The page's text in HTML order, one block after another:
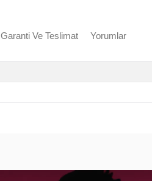
Garanti Ve Teslimat Yorumlar